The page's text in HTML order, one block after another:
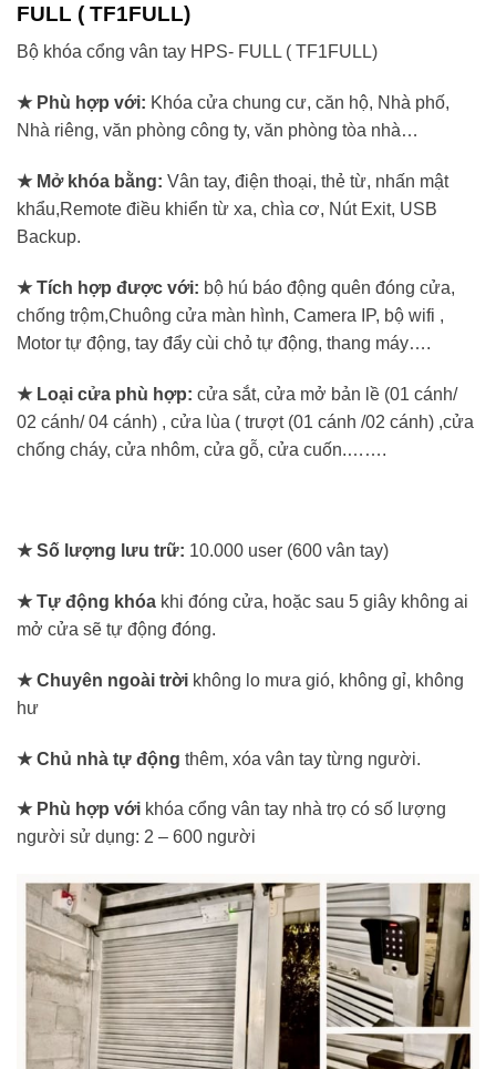
FULL ( TF1FULL)
Bộ khóa cổng vân tay HPS- FULL ( TF1FULL)
★ Phù hợp với: Khóa cửa chung cư, căn hộ, Nhà phố,
Nhà riêng, văn phòng công ty, văn phòng tòa nhà…
★ Mở khóa bằng: Vân tay, điện thoại, thẻ từ, nhấn mật
khẩu,Remote điều khiển từ xa, chìa cơ, Nút Exit, USB
Backup.
★ Tích hợp được với: bộ hú báo động quên đóng cửa,
chống trộm,Chuông cửa màn hình, Camera IP, bộ wifi ,
Motor tự động, tay đẩy cùi chỏ tự động, thang máy….
★ Loại cửa phù hợp: cửa sắt, cửa mở bản lề (01 cánh/
02 cánh/ 04 cánh) , cửa lùa ( trượt (01 cánh /02 cánh) ,cửa
chống cháy, cửa nhôm, cửa gỗ, cửa cuốn.…….
★ Số lượng lưu trữ: 10.000 user (600 vân tay)
★ Tự động khóa khi đóng cửa, hoặc sau 5 giây không ai
mở cửa sẽ tự động đóng.
★ Chuyên ngoài trời không lo mưa gió, không gỉ, không
hư
★ Chủ nhà tự động thêm, xóa vân tay từng người.
★ Phù hợp với khóa cổng vân tay nhà trọ có số lượng
người sử dụng: 2 – 600 người